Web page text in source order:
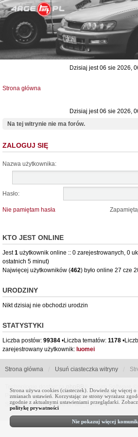
Dzisiaj jest 06 sie 2026,
Strona główna
Dzisiaj jest 06 sie 2026,
Na tej witrynie nie ma forów.
ZALOGUJ SIĘ
Nazwa użytkownika:
Hasło:
Nie pamiętam hasła
KTO JEST ONLINE
Jest1 użytkownik online :: 0 zarejestrowanych, 0
ostatnich 5 minut)
Najwięcej użytkowników (462) było online 27 cze
URODZINY
Nikt dzisiaj nie obchodzi urodzin
STATYSTYKI
Liczba postów: 99384 •Liczba tematów: 1178
zarejestrowany użytkownik: luomei
Strona główna Usuń ciasteczka witryny
Technologię dostarcza phpBB ® Forum Software ©
Polski pakiet językowy dostarczaphpBB.pl
Style by Sznaps based on we_universal
Strona używa cookies (ciasteczek). Dowiedz się więcej
zmianach ustawień. Korzystając ze strony wyrażasz
zgodnie z aktualnymi ustawieniami przeglądarki. Zobacz
politykę prywatności
Nie pokazuj więcej